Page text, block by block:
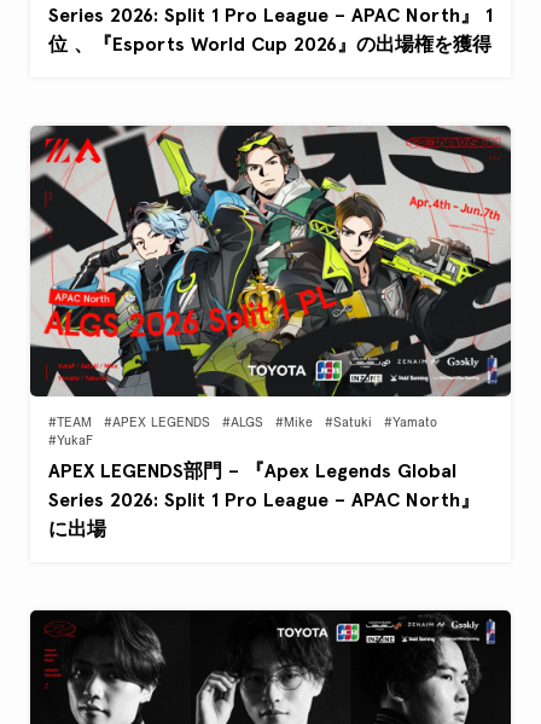
Series 2026: Split 1 Pro League – APAC North』 1
位 、『Esports World Cup 2026』の出場権を獲得
#TEAM #APEX LEGENDS #ALGS #Mike #Satuki
#Yamato
#YukaF
APEX LEGENDS部門 – 『Apex Legends Global
Series 2026: Split 1 Pro League – APAC North』
に出場